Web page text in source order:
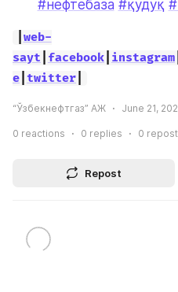
#нефтебаза #қудуқ
web-
sayt facebook instagram
e twitter
“Ўзбекнефтгаз” АЖ June 21,
0 reactions 0 replies 0
Repost